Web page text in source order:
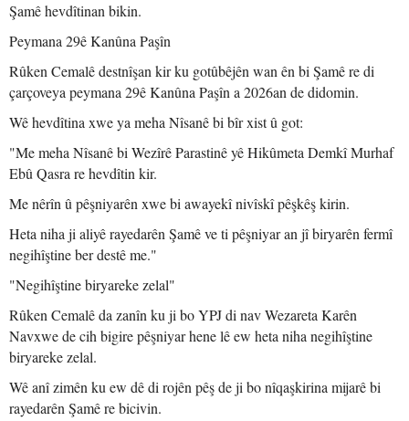
Şamê hevdîtinan bikin.
Peymana 29ê Kanûna Paşîn
Rûken Cemalê destnîşan kir ku gotûbêjên wan ên bi Şamê re di
çarçoveya peymana 29ê Kanûna Paşîn a 2026an de didomin.
Wê hevdîtina xwe ya meha Nîsanê bi bîr xist û got:
"Me meha Nîsanê bi Wezîrê Parastinê yê Hikûmeta Demkî Murhaf
Ebû Qasra re hevdîtin kir.
Me nêrîn û pêşniyarên xwe bi awayekî nivîskî pêşkêş kirin.
Heta niha ji aliyê rayedarên Şamê ve ti pêşniyar an jî biryarên fermî
negihîştine ber destê me."
"Negihîştine biryareke zelal"
Rûken Cemalê da zanîn ku ji bo YPJ di nav Wezareta Karên
Navxwe de cih bigire pêşniyar hene lê ew heta niha negihîştine
biryareke zelal.
Wê anî zimên ku ew dê di rojên pêş de ji bo nîqaşkirina mijarê bi
rayedarên Şamê re bicivin.